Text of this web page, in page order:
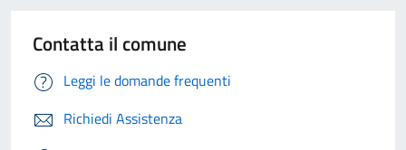
Contatta il comune
Leggi le domande frequenti
Richiedi Assistenza